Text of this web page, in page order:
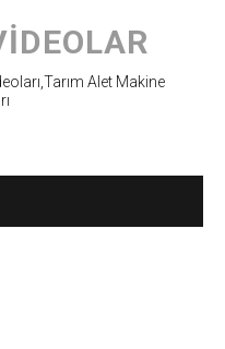
Alet Makine